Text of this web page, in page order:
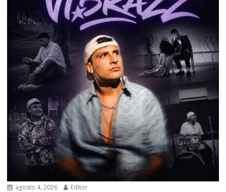
agosto 4, 2026 Editor